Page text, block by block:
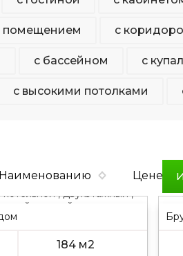
помещением с
с бассейном с
с высокими потолками
Наименованию Цене
, двухэтажный ,
крышей
184 м2